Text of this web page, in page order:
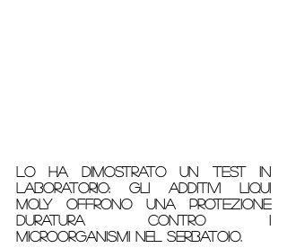
Lo ha dimostrato un test in
laboratorio: gli additivi LIQUI
MOLY offrono una protezione
duratura contro i
microorganismi nel serbatoio.